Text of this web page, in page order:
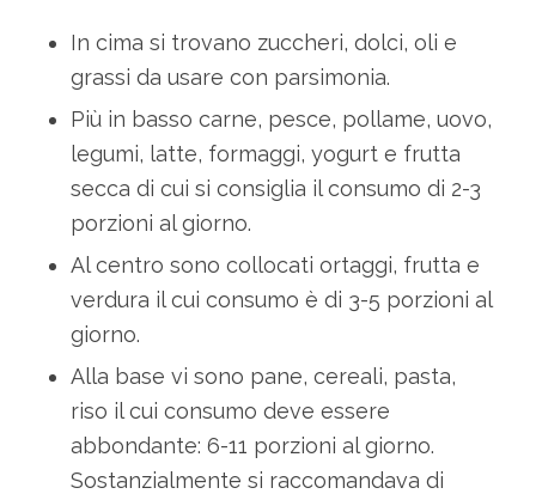
In cima si trovano zuccheri, dolci, oli e
grassi da usare con parsimonia.
Più in basso carne, pesce, pollame, uovo,
legumi, latte, formaggi, yogurt e frutta
secca di cui si consiglia il consumo di 2-3
porzioni al giorno.
Al centro sono collocati ortaggi, frutta e
verdura il cui consumo è di 3-5 porzioni al
giorno.
Alla base vi sono pane, cereali, pasta,
riso il cui consumo deve essere
abbondante: 6-11 porzioni al giorno.
Sostanzialmente si raccomandava di